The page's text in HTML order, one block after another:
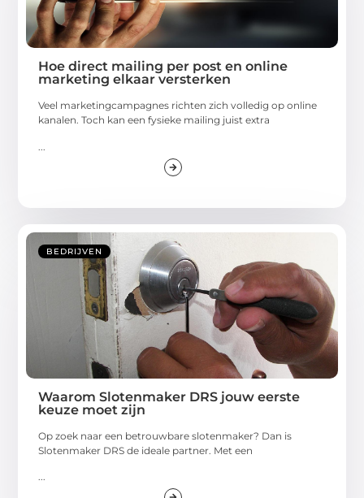
Hoe direct mailing per post en online
marketing elkaar versterken
Veel marketingcampagnes richten zich volledig op online
kanalen. Toch kan een fysieke mailing juist extra
BEDRIJVEN
Waarom Slotenmaker DRS jouw eerste
keuze moet zijn
Op zoek naar een betrouwbare slotenmaker? Dan is
Slotenmaker DRS de ideale partner. Met een
...